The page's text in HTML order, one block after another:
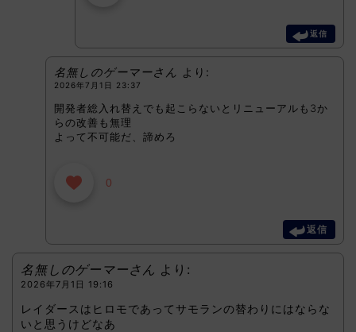
返信
名無しのゲーマーさん より:
2026年7月1日 23:37
開発者総入れ替えでも起こらないとリニューアルも3か
らの改善も無理
よって不可能だ、諦めろ
0
返信
名無しのゲーマーさん より:
2026年7月1日 19:16
レイダースはヒロモであってサモランの替わりにはならな
いと思うけどなあ